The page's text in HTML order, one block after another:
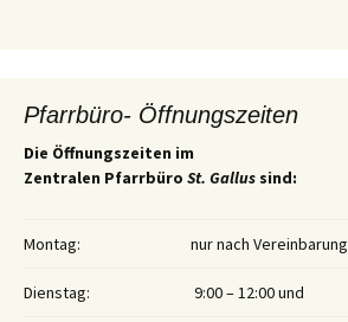
Pfarrbüro- Öffnungszeiten
Die Öffnungszeiten im
Zentralen Pfarrbüro St. Gallus sind:
Montag: nur nach Vereinbarung
Dienstag: 9:00 – 12:00 und